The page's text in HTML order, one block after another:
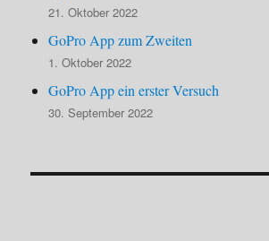
21. Oktober 2022
GoPro App zum Zweiten
1. Oktober 2022
GoPro App ein erster Versuch
30. September 2022